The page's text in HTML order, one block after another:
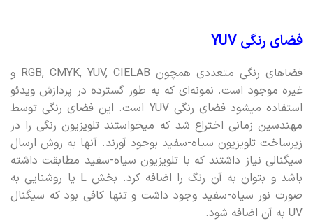
فضای رنگی YUV
فضاهای رنگی متعددی همچون RGB, CMYK, YUV, CIELAB و
غیره موجود است. نمونه‌ای که به طور گسترده در پردازش ویدئو
استفاده میشود فضای رنگی YUV است. این فضای رنگی توسط
مهندسین زمانی اختراع شد که میخواستند تلویزیون رنگی را در
زیرساخت تلویزیون سیاه-سفید بوجود آورند. آنها به روش ارسال
سیگنالی نیاز داشتند که با تلویزیون سیاه-سفید مطابقت داشته
باشد و بتوان به آن رنگ را اضافه کرد. بخش L یا روشنایی به
صورت نور سیاه-سفید وجود داشت و تنها کافی بود که سیگنال
UV به آن اضافه شود.